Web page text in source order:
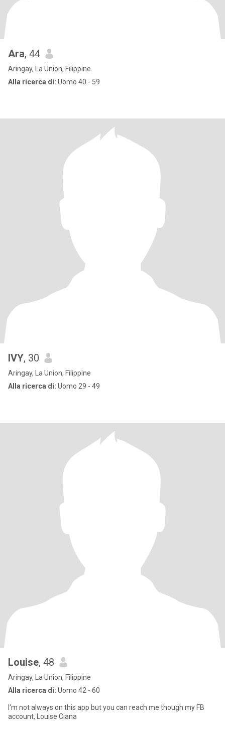
Ara, 44
Aringay, La Union, Filippine
Alla ricerca di: Uomo 40 - 59
IVY, 30
Aringay, La Union, Filippine
Alla ricerca di: Uomo 29 - 49
Louise, 48
Aringay, La Union, Filippine
Alla ricerca di: Uomo 42 - 60
I'm not always on this app but you can reach me though my FB
account, Louise Ciana